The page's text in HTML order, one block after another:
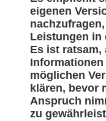
eigenen
Leistungen in
Es ist ratsam,
möglichen
klären, bevor
Anspruch
zu